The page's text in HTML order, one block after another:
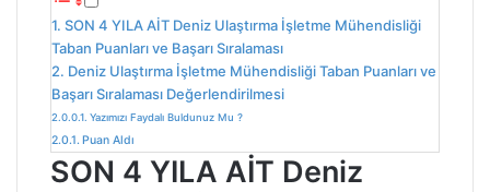
SON 4 YILA AİT Deniz Ulaştırma İşletme Mühendisliği
Taban Puanları ve Başarı Sıralaması
Deniz Ulaştırma İşletme Mühendisliği Taban Puanları ve
Başarı Sıralaması Değerlendirilmesi
Yazımızı Faydalı Buldunuz Mu ?
Puan Aldı
SON 4 YILA AİT Deniz